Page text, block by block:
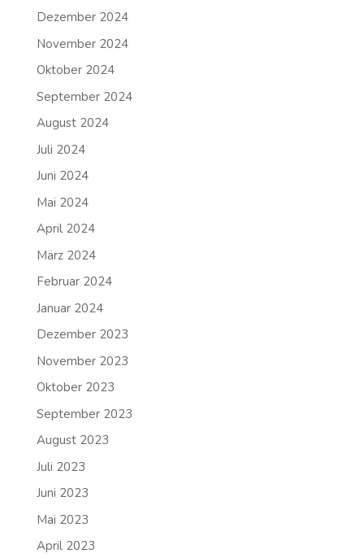
Dezember 2024
November 2024
Oktober 2024
September 2024
August 2024
Juli 2024
Juni 2024
Mai 2024
April 2024
März 2024
Februar 2024
Januar 2024
Dezember 2023
November 2023
Oktober 2023
September 2023
August 2023
Juli 2023
Juni 2023
Mai 2023
April 2023